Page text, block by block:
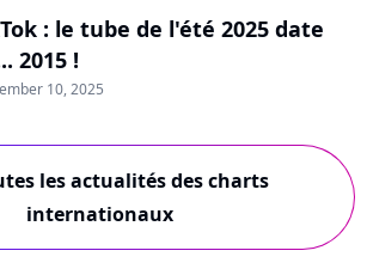
: le tube de l'été 2025 date
2015 !
10, 2025
les actualités des charts
internationaux